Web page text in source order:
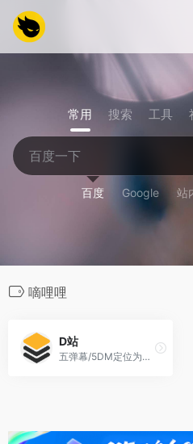
常用 搜索 工具
百度 Google 站
嘀哩哩
D站
五弹幕/5DM定位为二次元弹幕视频平台，专注于动漫播放和弹幕互动。